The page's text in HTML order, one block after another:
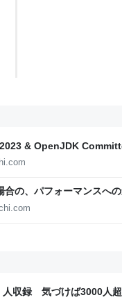
& OpenJDK
の、パフォーマンスへ
人収録 気づけば3000人